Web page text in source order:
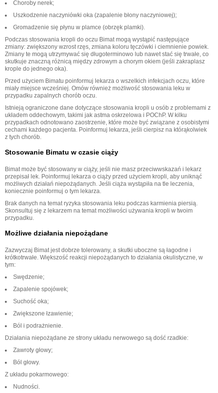
Choroby nerek;
Uszkodzenie naczyniówki oka (zapalenie błony naczyniowej);
Gromadzenie się płynu w plamce (obrzęk plamki).
Podczas stosowania kropli do oczu Bimat mogą wystąpić następujące
zmiany: zwiększony wzrost rzęs, zmiana koloru tęczówki i ciemnienie powiek.
Zmiany te mogą utrzymywać się długoterminowo lub nawet stać się trwałe, co
skutkuje znaczną różnicą między zdrowym a chorym okiem (jeśli zakraplasz
krople do jednego oka).
Przed użyciem Bimatu poinformuj lekarza o wszelkich infekcjach oczu, które
miały miejsce wcześniej. Omów również możliwość stosowania leku w
przypadku zapalnych chorób oczu.
Istnieją ograniczone dane dotyczące stosowania kropli u osób z problemami z
układem oddechowym, takimi jak astma oskrzelowa i POChP. W kilku
przypadkach odnotowano zaostrzenie, które może być związane z osobistymi
cechami każdego pacjenta. Poinformuj lekarza, jeśli cierpisz na którąkolwiek
z tych chorób.
Stosowanie Bimatu w czasie ciąży
Bimat może być stosowany w ciąży, jeśli nie masz przeciwwskazań i lekarz
przepisał lek. Poinformuj lekarza o ciąży przed użyciem kropli, aby uniknąć
możliwych działań niepożądanych. Jeśli ciąża wystąpiła na tle leczenia,
koniecznie poinformuj o tym lekarza.
Brak danych na temat ryzyka stosowania leku podczas karmienia piersią.
Skonsultuj się z lekarzem na temat możliwości używania kropli w twoim
przypadku.
Możliwe działania niepożądane
Zazwyczaj Bimat jest dobrze tolerowany, a skutki uboczne są łagodne i
krótkotrwałe. Większość reakcji niepożądanych to działania okulistyczne, w
tym:
Swędzenie;
Zapalenie spojówek;
Suchość oka;
Zwiększone łzawienie;
Ból i podrażnienie.
Działania niepożądane ze strony układu nerwowego są dość rzadkie:
Zawroty głowy;
Ból głowy.
Z układu pokarmowego:
Nudności.